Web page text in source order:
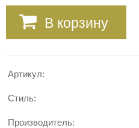
В корзину
Артикул:
Стиль:
Производитель: